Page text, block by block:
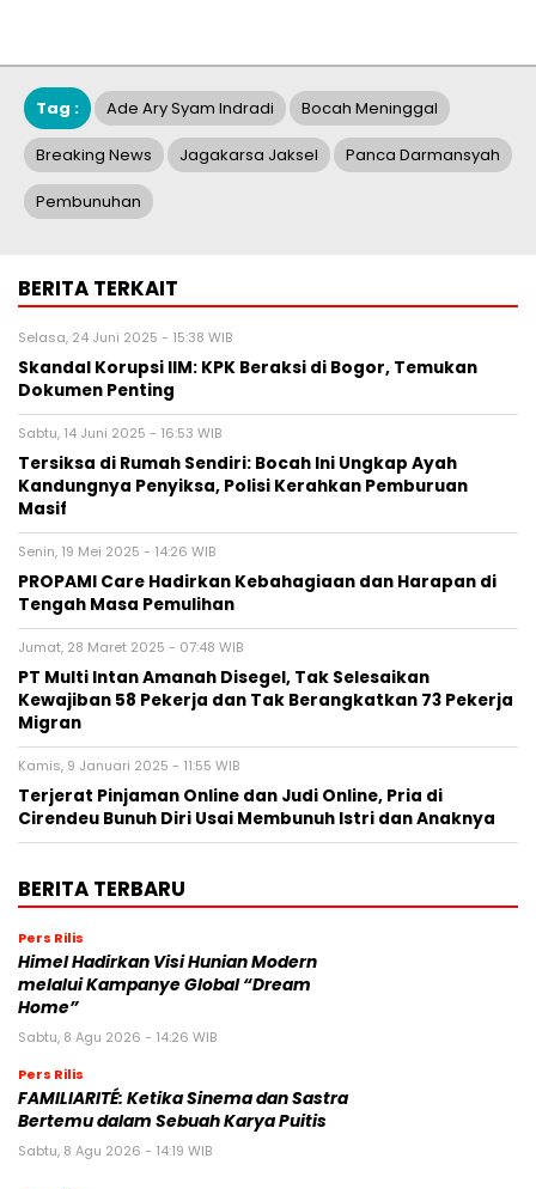
Tag : Ade Ary Syam Indradi Bocah Meninggal
Breaking News Jagakarsa Jaksel Panca Darmansyah
Pembunuhan
BERITA TERKAIT
Selasa, 24 Juni 2025 - 15:38 WIB
Skandal Korupsi IIM: KPK Beraksi di Bogor, Temukan
Dokumen Penting
Sabtu, 14 Juni 2025 - 16:53 WIB
Tersiksa di Rumah Sendiri: Bocah Ini Ungkap Ayah
Kandungnya Penyiksa, Polisi Kerahkan Pemburuan
Masif
Senin, 19 Mei 2025 - 14:26 WIB
PROPAMI Care Hadirkan Kebahagiaan dan Harapan di
Tengah Masa Pemulihan
Jumat, 28 Maret 2025 - 07:48 WIB
PT Multi Intan Amanah Disegel, Tak Selesaikan
Kewajiban 58 Pekerja dan Tak Berangkatkan 73 Pekerja
Migran
Kamis, 9 Januari 2025 - 11:55 WIB
Terjerat Pinjaman Online dan Judi Online, Pria di
Cirendeu Bunuh Diri Usai Membunuh Istri dan Anaknya
BERITA TERBARU
Pers Rilis
Himel Hadirkan Visi Hunian Modern
melalui Kampanye Global “Dream
Home”
Sabtu, 8 Agu 2026 - 14:26 WIB
Pers Rilis
FAMILIARITÉ: Ketika Sinema dan Sastra
Bertemu dalam Sebuah Karya Puitis
Sabtu, 8 Agu 2026 - 14:19 WIB